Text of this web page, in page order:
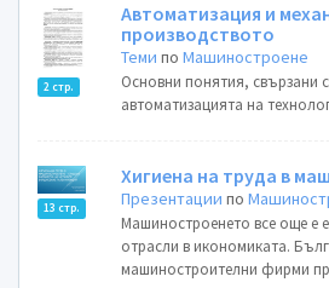
2 стр.
Автоматизация и
производството
Теми поМашиностроене
Основни понятия, свързани
автоматизацията на
13 стр.
Хигиена на труда в
Презентации по
Машиностроенето все още е
отрасли в икономиката.
машиностроителни фирми